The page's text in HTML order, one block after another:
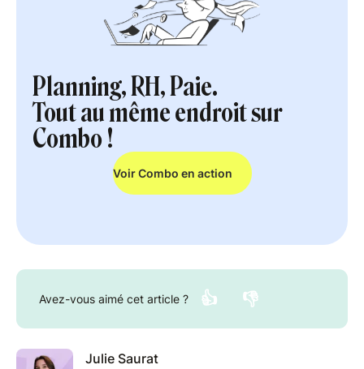
Planning, RH, Paie.
Tout au même endroit sur
Combo !
Voir Combo en action
Avez-vous aimé cet article ? 👍 👎
Julie Saurat